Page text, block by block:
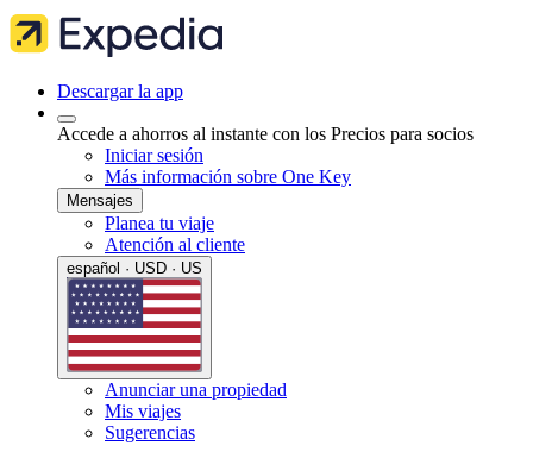
Descargar la app
Accede a ahorros al instante con los Precios para socios
Iniciar sesión
Más información sobre One Key
Mensajes
Planea tu viaje
Atención al cliente
español · USD · US
Anunciar una propiedad
Mis viajes
Sugerencias